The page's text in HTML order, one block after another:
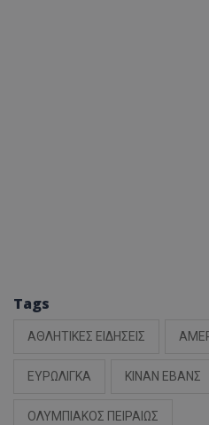
Tags
ΑΘΛΗΤΙΚΕΣ ΕΙΔΗΣΕΙΣ
ΕΥΡΩΛΙΓΚΑ ΚΙΝΑΝ ΕΒΑΝΣ
ΟΛΥΜΠΙΑΚΟΣ ΠΕΙΡΑΙΩΣ